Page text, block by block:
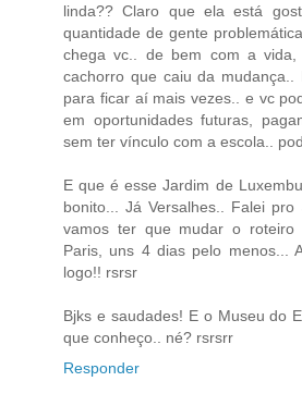
linda?? Claro que ela está
quantidade de gente
chega vc.. de bem com a vida,
cachorro que caiu da
para ficar aí mais vezes.. e vc
em oportunidades futuras,
sem ter vínculo com a escola..
E que é esse Jardim de
bonito... Já Versalhes.. Falei
vamos ter que mudar o
Paris, uns 4 dias pelo menos...
logo!! rsrsr
Bjks e saudades! E o Museu do
que conheço.. né? rsrsrr
Responder